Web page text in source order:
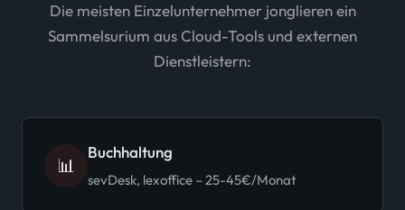
Die meisten Einzelunternehmer jonglieren ein
Sammelsurium aus Cloud-Tools und externen
Dienstleistern:
📊
Buchhaltung
sevDesk, lexoffice – 25-45€/Monat